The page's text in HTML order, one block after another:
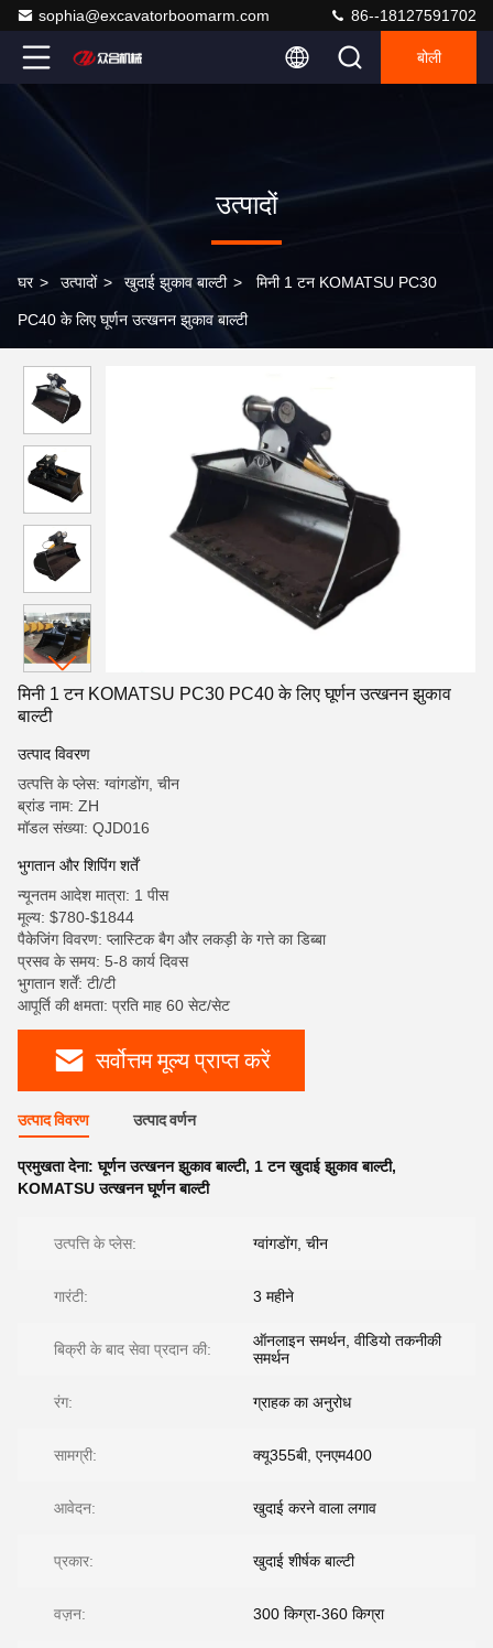
sophia@excavatorboomarm.com 86--18127591702
बोली
उत्पादों
घर > उत्पादों > खुदाई झुकाव बाल्टी > मिनी 1 टन KOMATSU PC30
PC40 के लिए घूर्णन उत्खनन झुकाव बाल्टी
मिनी 1 टन KOMATSU PC30 PC40 के लिए घूर्णन उत्खनन झुकाव
बाल्टी
उत्पाद विवरण
उत्पत्ति के प्लेस: ग्वांगडोंग, चीन
ब्रांड नाम: ZH
मॉडल संख्या: QJD016
भुगतान और शिपिंग शर्तें
न्यूनतम आदेश मात्रा: 1 पीस
मूल्य: $780-$1844
पैकेजिंग विवरण: प्लास्टिक बैग और लकड़ी के गत्ते का डिब्बा
प्रसव के समय: 5-8 कार्य दिवस
भुगतान शर्तें: टी/टी
आपूर्ति की क्षमता: प्रति माह 60 सेट/सेट
सर्वोत्तम मूल्य प्राप्त करें
उत्पाद विवरण उत्पाद वर्णन
प्रमुखता देना:घूर्णन उत्खनन झुकाव बाल्टी, 1 टन खुदाई झुकाव बाल्टी,
KOMATSU उत्खनन घूर्णन बाल्टी
उत्पत्ति के प्लेस: ग्वांगडोंग, चीन
गारंटी: 3 महीने
बिक्री के बाद सेवा प्रदान की:
ऑनलाइन समर्थन, वीडियो तकनीकी
समर्थन
रंग: ग्राहक का अनुरोध
सामग्री: क्यू355बी, एनएम400
आवेदन: खुदाई करने वाला लगाव
प्रकार: खुदाई शीर्षक बाल्टी
वज़न: 300 किग्रा-360 किग्रा